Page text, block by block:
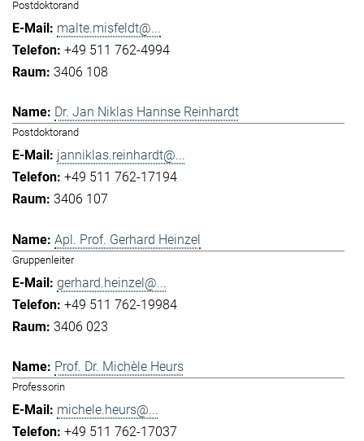
Postdoktorand
malte.misfeldt@...
+49 511 762-4994
3406 108
Dr. Jan Niklas Hannse Reinhardt
Postdoktorand
janniklas.reinhardt@...
+49 511 762-17194
3406 107
Apl. Prof. Gerhard Heinzel
Gruppenleiter
gerhard.heinzel@...
+49 511 762-19984
3406 023
Prof. Dr. Michèle Heurs
Professorin
michele.heurs@...
+49 511 762-17037